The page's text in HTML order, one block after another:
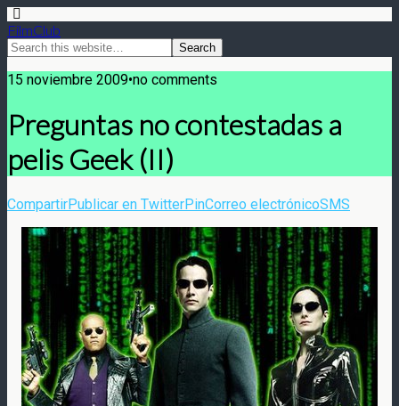
FilmClub
15 noviembre 2009•no comments
Preguntas no contestadas a
pelis Geek (II)
CompartirPublicar en TwitterPinCorreo electrónicoSMS